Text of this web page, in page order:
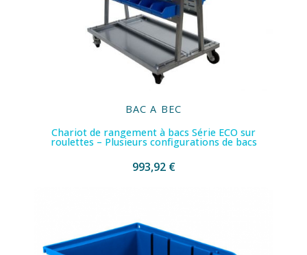
BAC A BEC
Chariot de rangement à bacs Série ECO sur
roulettes – Plusieurs configurations de bacs
993,92 €